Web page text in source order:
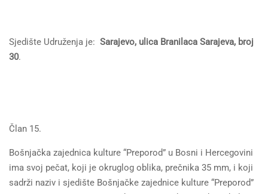
Sjedište Udruženja je: Sarajevo, ulica Branilaca Sarajeva, broj
30.
Član 15.
Bošnjačka zajednica kulture “Preporod” u Bosni i Hercegovini
ima svoj pečat, koji je okruglog oblika, prečnika 35 mm, i koji
sadrži naziv i sjedište Bošnjačke zajednice kulture “Preporod”